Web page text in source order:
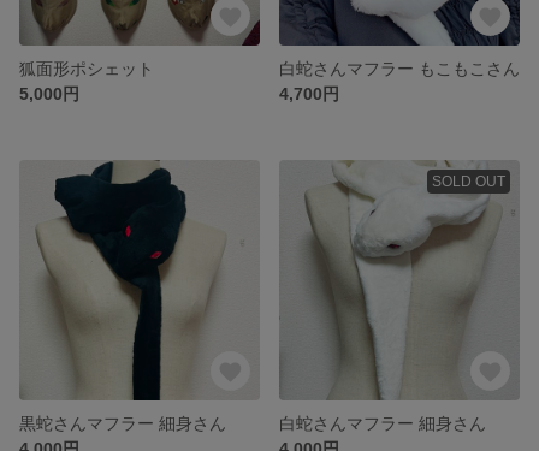
狐面形ポシェット
5,000円
白蛇さんマフラー もこもこさん
4,700円
黒蛇さんマフラー 細身さん
SOLD OUT
白蛇さんマフラー 細身さん